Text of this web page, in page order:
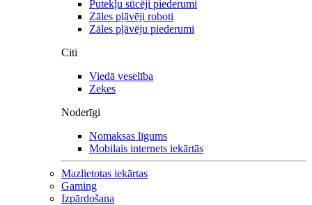
Putekļu sūcēji piederumi
Zāles pļāvēji roboti
Zāles pļāvēju piederumi
Citi
Viedā veselība
Zeķes
Noderīgi
Nomaksas līgums
Mobilais internets iekārtās
Mazlietotas iekārtas
Gaming
Izpārdošana